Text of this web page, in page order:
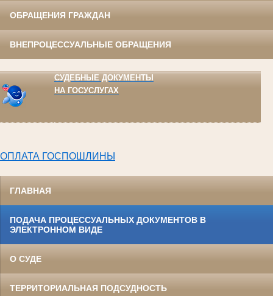
ОБРАЩЕНИЯ ГРАЖДАН
ВНЕПРОЦЕССУАЛЬНЫЕ ОБРАЩЕНИЯ
СУДЕБНЫЕ ДОКУМЕНТЫ
НА ГОСУСЛУГАХ
ОПЛАТА ГОСПОШЛИНЫ
ГЛАВНАЯ
ПОДАЧА ПРОЦЕССУАЛЬНЫХ ДОКУМЕНТОВ В
ЭЛЕКТРОННОМ ВИДЕ
О СУДЕ
ТЕРРИТОРИАЛЬНАЯ ПОДСУДНОСТЬ